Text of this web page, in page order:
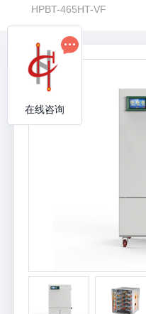
HPBT-465HT-VF